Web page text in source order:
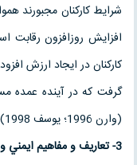
شرايط كاركنان مجبورند
افزايش روزافزون رقابت
كاركنان در ايجاد ارزش
گرفت كه در آينده عمده
(وارن 1996؛ يوسف 1998).
3- تعاريف و مفاهيم ايمني و بهداشت كار